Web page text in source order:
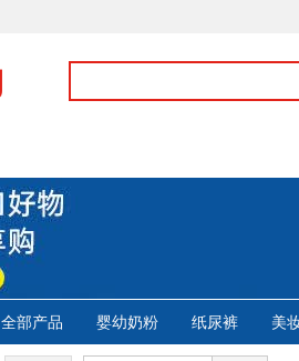
全部产品 婴幼奶粉 纸尿裤 美